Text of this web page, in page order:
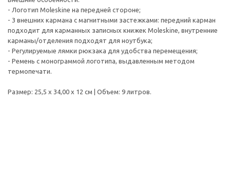
- Логотип Moleskine на передней стороне;
- 3 внешних кармана с магнитными застежками: передний карман
подходит для карманных записных книжек Moleskine, внутренние
карманы/отделения подходят для ноутбука;
- Регулируемые лямки рюкзака для удобства перемещения;
- Ремень с монограммой логотипа, выдавленным методом
термопечати.
Размер: 25,5 x 34,00 x 12 см | Объем: 9 литров.